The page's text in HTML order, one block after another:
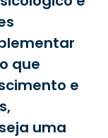
que
e
uma